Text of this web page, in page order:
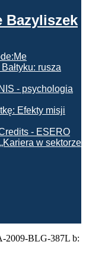
Bazyliszek
rusza
Efekty misji
w sektorze
2009-BLG-387L b: